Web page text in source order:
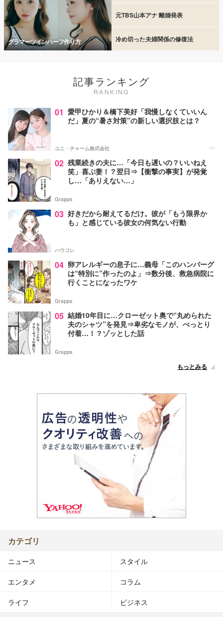
グラマーツインハーフ作り方
元TBS山本アナ 離婚発表
冷め切った夫婦関係の修復法
記事ランキング
RANKING
01 愛甲ひかり＆橋下美好「我慢しなくていいん
だ」夏の“暑さ対策”の新しい選択肢とは？
ユニ・チャーム株式会社 PR
02 残業続きの夫に…「今日も遅いの？いいねえ
笑」喜ぶ妻！？翌日⇒【衝撃の事実】が発覚
し…「ありえない…」
Grapps
03 好きだから耐えてるだけ。彼が「もう限界か
も」と感じている彼女の何気ない行動
ハウコレ
04 卵アレルギーの息子に…義母「このハンバーグ
は“特別に”作ったのよ」⇒数分後、救急病院に
行くことになったワケ
Grapps
05 結婚10年目に…クローゼット奥で“丸められた
夫のシャツ”を発見⇒卑劣なモノが、べっとり
付着…！？ゾッとした話
Grapps
もっとみる
カテゴリ
ニュース スタイル
エンタメ コラム
ライフ ビジネス